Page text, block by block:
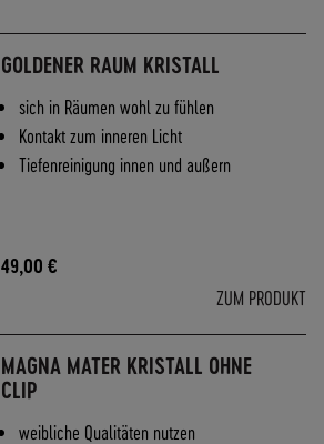
GOLDENER RAUM KRISTALL
sich in Räumen wohl zu fühlen
Kontakt zum inneren Licht
Tiefenreinigung innen und außern
49,00 €
ZUM PRODUKT
MAGNA MATER KRISTALL OHNE
CLIP
weibliche Qualitäten nutzen